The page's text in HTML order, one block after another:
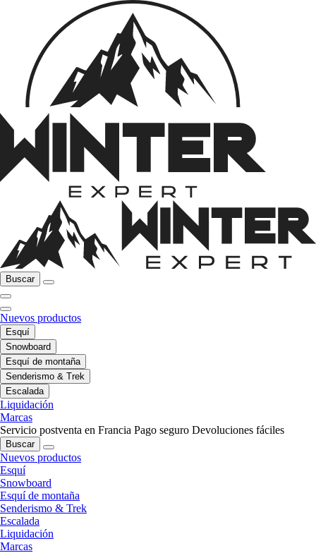
Buscar
Nuevos productos
Esquí
Snowboard
Esquí de montaña
Senderismo & Trek
Escalada
Liquidación
Marcas
Servicio postventa en Francia Pago seguro Devoluciones fáciles
Buscar
Nuevos productos
Esquí
Snowboard
Esquí de montaña
Senderismo & Trek
Escalada
Liquidación
Marcas